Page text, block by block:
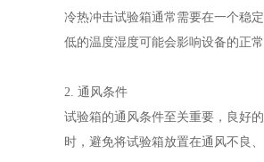
冷热冲击试验箱通常需要在一个稳
低的温度湿度可能会影响设备的正
2. 通风条件
试验箱的通风条件至关重要，良好
时，避免将试验箱放置在通风不良